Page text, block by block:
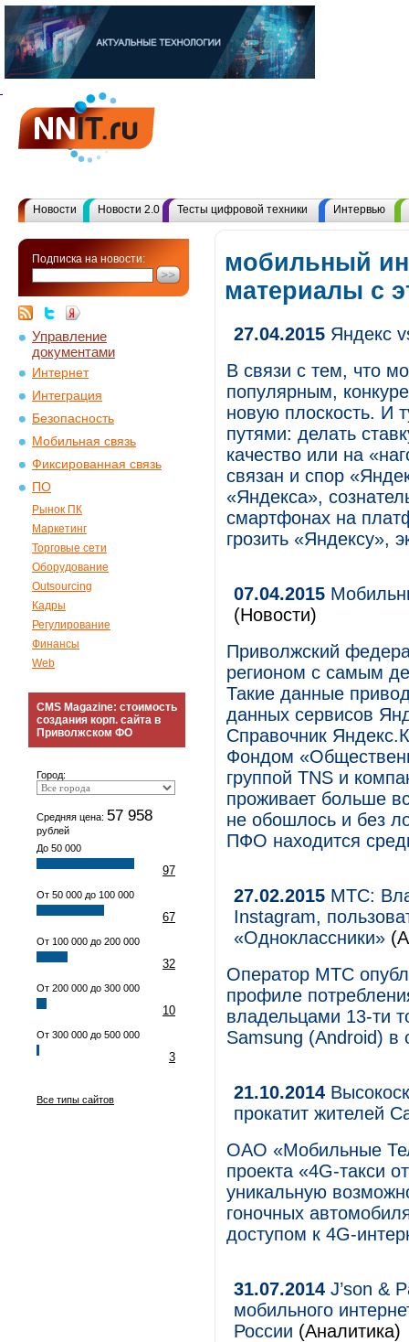
Новости Новости 2.0 Тесты цифровой техники Интервью
Подписка на новости:
Управление
документами
Интернет
Интеграция
Безопасность
Мобильная связь
Фиксированная связь
ПО
Рынок ПК
Маркетинг
Торговые сети
Оборудование
Outsourcing
Кадры
Регулирование
Финансы
Web
CMS Magazine: стоимость
создания корп. сайта в
Приволжском ФО
Город:
Средняя цена: 57 958
рублей
До 50 000
97
От 50 000 до 100 000
67
От 100 000 до 200 000
32
От 200 000 до 300 000
10
От 300 000 до 500 000
3
Все типы сайтов
мобильный
материалы с
27.04.2015 Яндекс
В связи с тем, что
популярным,
новую плоскость. И
путями: делать
качество или на
связан и спор
«Яндекса»,
смартфонах на
грозить «Яндексу»,
07.04.2015
(Новости)
Приволжский
регионом с самым
Такие данные
данных сервисов
Справочник
Фондом
группой TNS и
проживает больше
не обошлось и без
ПФО находится
27.02.2015 МТС:
Instagram,
«Одноклассники»
Оператор МТС
профиле
владельцами 13-ти
Samsung (Android) в
21.10.2014
прокатит жителей
ОАО «Мобильные
проекта «4G-такси
уникальную
гоночных
доступом к 4G-
31.07.2014 J’son &
мобильного
России (Аналитика)